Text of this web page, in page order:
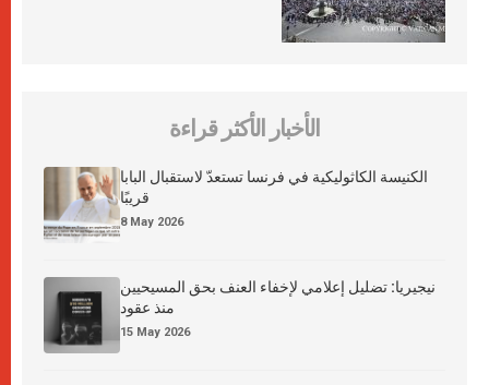
الأخبار الأكثر قراءة
الكنيسة الكاثوليكية في فرنسا تستعدّ لاستقبال البابا
قريبًا
8 May 2026
نيجيريا: تضليل إعلامي لإخفاء العنف بحق المسيحيين
منذ عقود
15 May 2026